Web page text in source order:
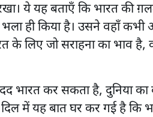
ये यह बताएँ कि भारत की
ही किया है। उसने वहाँ कभी
लिए जो सराहना का भाव है,
कर सकता है, दुनिया का
दिल में यह बात घर कर गई है कि